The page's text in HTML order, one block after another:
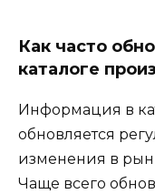
Как часто
каталоге
Информация в
обновляется
изменения в
Чаще всего